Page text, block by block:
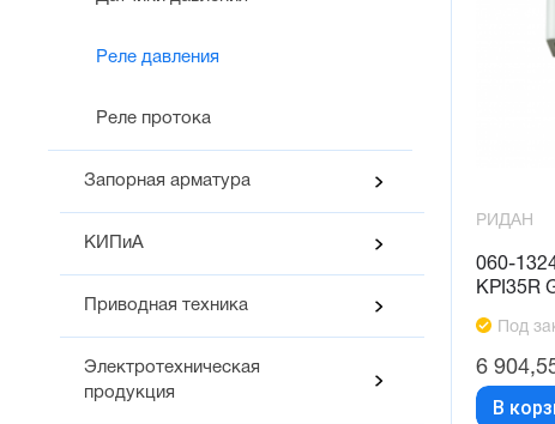
Реле давления
Реле протока
Запорная арматура
КИПиА
Приводная техника
Электротехническая
продукция
РИДАН
060-
KPI35R
Под
6
В